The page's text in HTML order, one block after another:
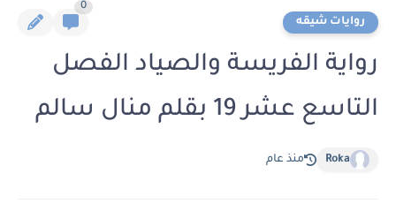
روايات شيقه
0
رواية الفريسة والصياد الفصل
التاسع عشر 19 بقلم منال سالم
Roka منذ عام